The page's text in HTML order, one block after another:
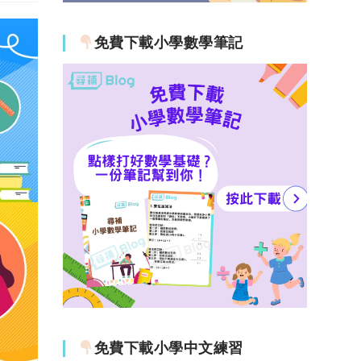
免費下載小學數學筆記
免費下載小學中文練習